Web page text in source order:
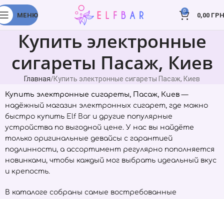
МЕНЮ
0
0,00
Купить электронные
сигареты Пасаж, Киев
Главная Купить электронные сигареты Пасаж, Киев
Купить электронные сигареты, Пасаж, Киев —
надёжный магазин электронных сигарет, где можно
быстро купить Elf Bar и другие популярные
устройства по выгодной цене. У нас вы найдёте
только оригинальные девайсы с гарантией
подлинности, а ассортимент регулярно пополняется
новинками, чтобы каждый мог выбрать идеальный вкус
и крепость.
В каталоге собраны самые востребованные